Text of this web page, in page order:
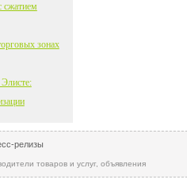
сжатием
зонах
релизы
товаров и услуг, объявления